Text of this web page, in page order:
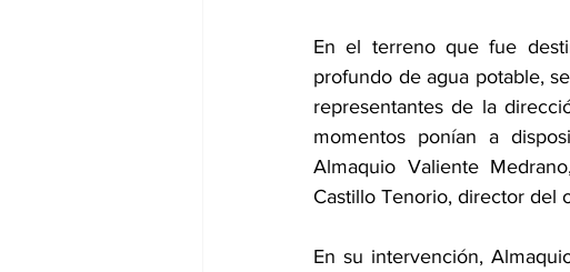
En el terreno que fue
profundo de agua potable,
representantes de la
momentos ponían a
Almaquio Valiente
Castillo Tenorio, director del
En su intervención,